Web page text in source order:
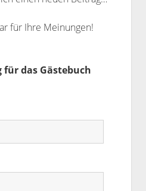
Links
für Ihre Meinungen!
für das Gästebuch